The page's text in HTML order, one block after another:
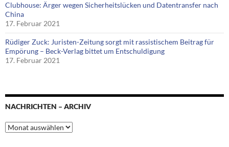
Clubhouse: Ärger wegen Sicherheitslücken und Datentransfer nach
China
17. Februar 2021
Rüdiger Zuck: Juristen-Zeitung sorgt mit rassistischem Beitrag für
Empörung – Beck-Verlag bittet um Entschuldigung
17. Februar 2021
NACHRICHTEN – ARCHIV
Nachrichten
–